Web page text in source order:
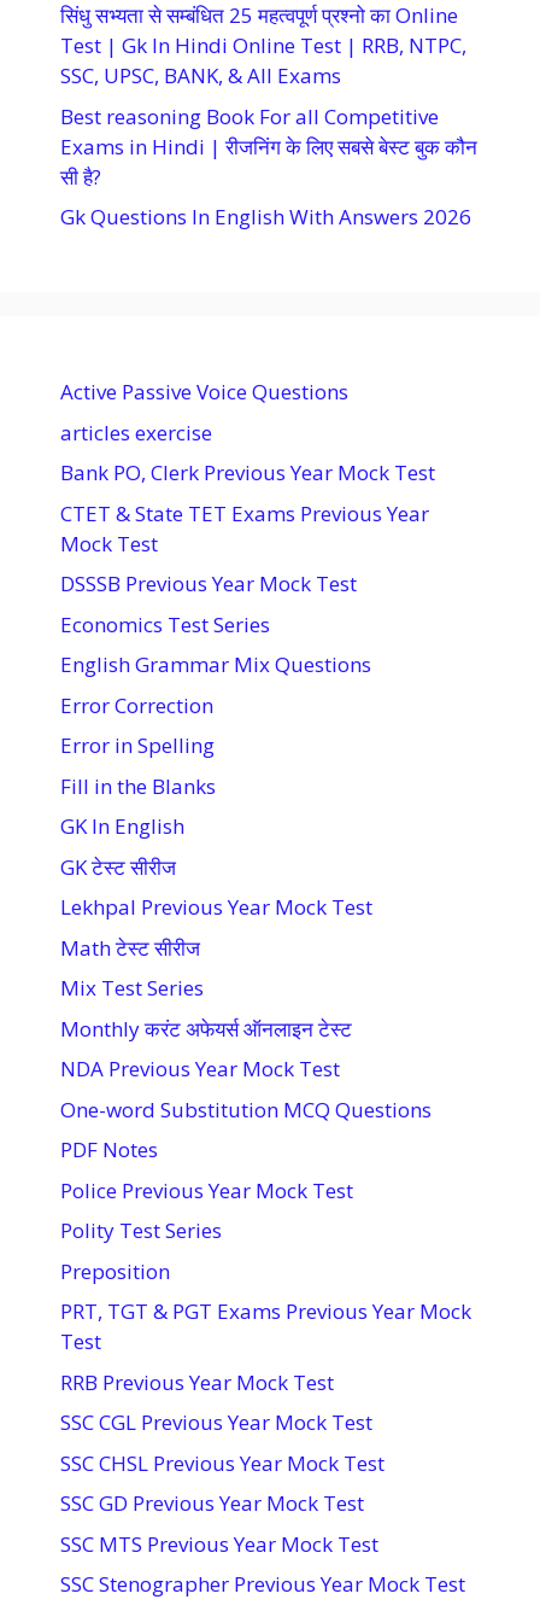
सिंधु सभ्यता से सम्बंधित 25 महत्वपूर्ण प्रश्नो का Online
Test | Gk In Hindi Online Test | RRB, NTPC,
SSC, UPSC, BANK, & All Exams
Best reasoning Book For all Competitive
Exams in Hindi | रीजनिंग के लिए सबसे बेस्ट बुक कौन
सी है?
Gk Questions In English With Answers 2026
Active Passive Voice Questions
articles exercise
Bank PO, Clerk Previous Year Mock Test
CTET & State TET Exams Previous Year
Mock Test
DSSSB Previous Year Mock Test
Economics Test Series
English Grammar Mix Questions
Error Correction
Error in Spelling
Fill in the Blanks
GK In English
GK टेस्ट सीरीज
Lekhpal Previous Year Mock Test
Math टेस्ट सीरीज
Mix Test Series
Monthly करंट अफेयर्स ऑनलाइन टेस्ट
NDA Previous Year Mock Test
One-word Substitution MCQ Questions
PDF Notes
Police Previous Year Mock Test
Polity Test Series
Preposition
PRT, TGT & PGT Exams Previous Year Mock
Test
RRB Previous Year Mock Test
SSC CGL Previous Year Mock Test
SSC CHSL Previous Year Mock Test
SSC GD Previous Year Mock Test
SSC MTS Previous Year Mock Test
SSC Stenographer Previous Year Mock Test